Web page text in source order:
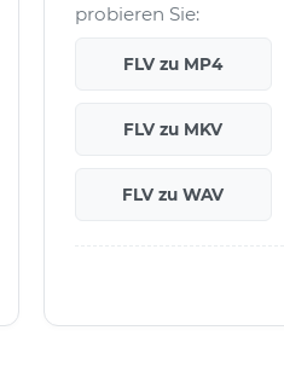
probieren Sie:
FLV zu MP4
FLV zu MKV
FLV zu WAV